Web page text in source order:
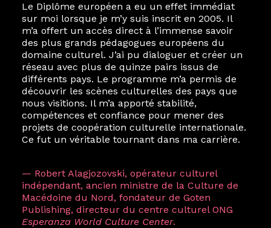
Le Diplôme européen a eu un effet immédiat
sur moi lorsque je m’y suis inscrit en 2005. Il
m’a offert un accès direct à l’immense savoir
des plus grands pédagogues européens du
domaine culturel. J’ai pu dialoguer et créer un
réseau avec plus de quinze pairs issus de
différents pays. Le programme m’a permis de
découvrir les scènes culturelles des pays que
nous visitions. Il m’a apporté stabilité,
compétences et confiance pour mener des
projets de coopération culturelle internationale.
Ce fut un véritable tournant dans ma carrière.
— Robert Alagjozovski, opérateur culturel
indépendant, ancien ministre de la Culture de
Macédoine du Nord, fondateur de Goten
Publishing, directeur du centre culturel ONG
Esperanza World Culture Center.